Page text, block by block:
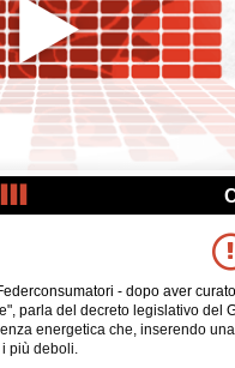
- dopo aver
parla del decreto legislativo del
energetica che, inserendo
più deboli.